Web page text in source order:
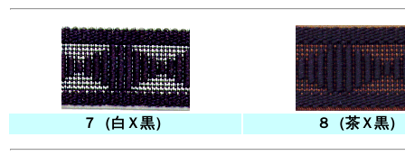
７（白Ｘ黒） ８（茶Ｘ黒）